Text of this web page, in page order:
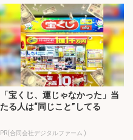
「宝くじ、運じゃなかった」当
たる人は“同じこと”してる
PR(合同会社デジタルファーム )